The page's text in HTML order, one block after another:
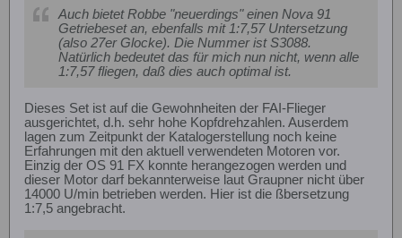
Auch bietet Robbe "neuerdings" einen Nova 91
Getriebeset an, ebenfalls mit 1:7,57 Untersetzung
(also 27er Glocke). Die Nummer ist S3088.
Natürlich bedeutet das für mich nun nicht, wenn alle
1:7,57 fliegen, daß dies auch optimal ist.
Dieses Set ist auf die Gewohnheiten der FAI-Flieger
ausgerichtet, d.h. sehr hohe Kopfdrehzahlen. Auserdem
lagen zum Zeitpunkt der Katalogerstellung noch keine
Erfahrungen mit den aktuell verwendeten Motoren vor.
Einzig der OS 91 FX konnte herangezogen werden und
dieser Motor darf bekannterweise laut Graupner nicht über
14000 U/min betrieben werden. Hier ist die ßbersetzung
1:7,5 angebracht.